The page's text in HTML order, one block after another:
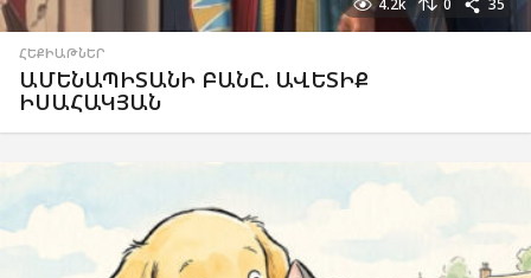
4.2k 0 35
ՀԵՔԻԱԹՆԵՐ
ԱՄԵՆԱՊԻՏԱՆԻ ԲԱՆԸ. ԱՎԵՏԻՔ
ԻՍԱՀԱԿՅԱՆ